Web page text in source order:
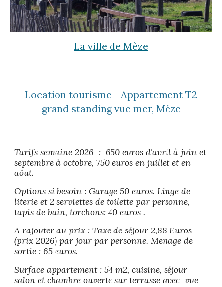
La ville de Mèze
Location tourisme - Appartement T2
grand standing vue mer, Méze
Tarifs semaine 2026 : 650euros d'avril à juin et
septembre à octobre, 750 eurosen juillet et en
aôut.
Options si besoin : Garage 50 euros. Linge de
literie et 2 serviettes de toilette par personne,
tapis de bain, torchons: 40 euros .
A rajouter au prix : Taxe de séjour 2,88Euros
(prix 2026) par jour parpersonne. Menage de
sortie : 65euros.
Surface appartement : 54 m2, cuisine, séjour
salon et chambre ouverte sur terrasse avec vue